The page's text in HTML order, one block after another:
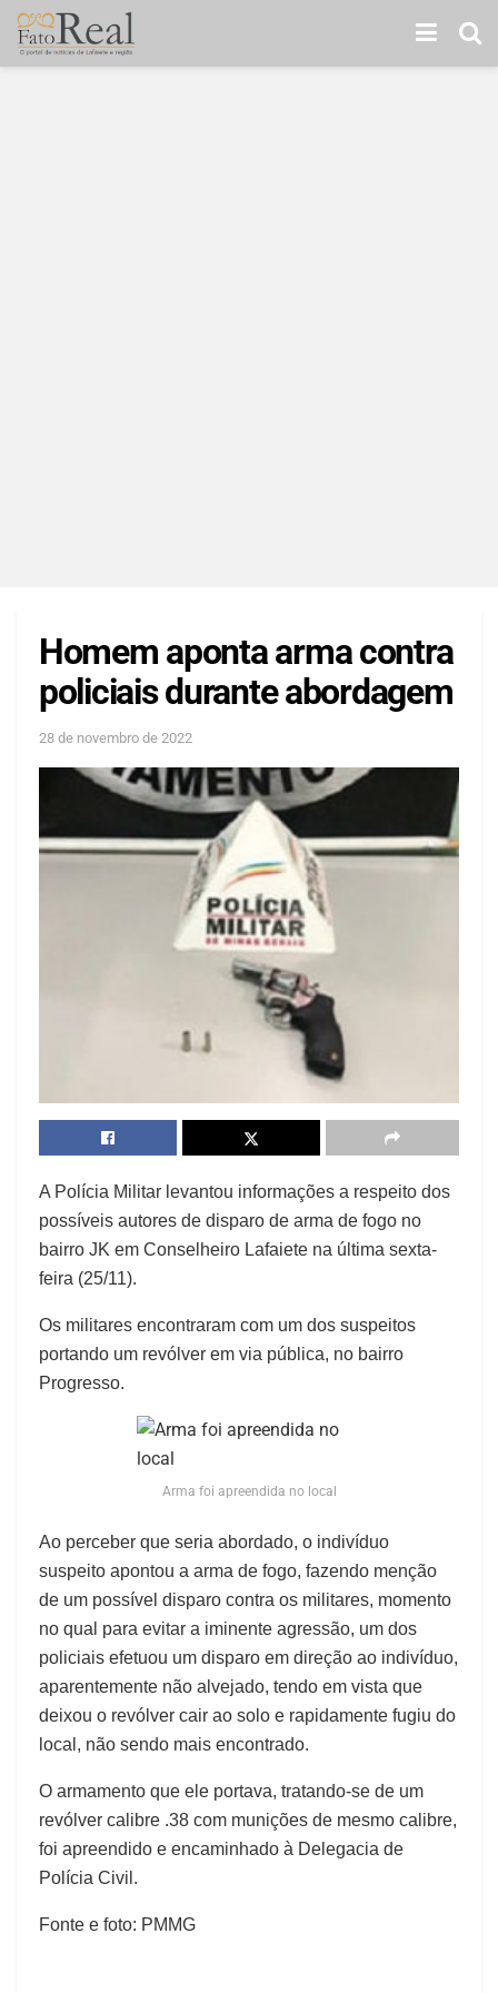
Homem aponta arma contra
policiais durante abordagem
28 de novembro de 2022
A Polícia Militar levantou informações a respeito dos
possíveis autores de disparo de arma de fogo no
bairro JK em Conselheiro Lafaiete na última sexta-
feira (25/11).
Os militares encontraram com um dos suspeitos
portando um revólver em via pública, no bairro
Progresso.
Arma foi apreendida no local
Ao perceber que seria abordado, o indivíduo
suspeito apontou a arma de fogo, fazendo menção
de um possível disparo contra os militares, momento
no qual para evitar a iminente agressão, um dos
policiais efetuou um disparo em direção ao indivíduo,
aparentemente não alvejado, tendo em vista que
deixou o revólver cair ao solo e rapidamente fugiu do
local, não sendo mais encontrado.
O armamento que ele portava, tratando-se de um
revólver calibre .38 com munições de mesmo calibre,
foi apreendido e encaminhado à Delegacia de
Polícia Civil.
Fonte e foto: PMMG